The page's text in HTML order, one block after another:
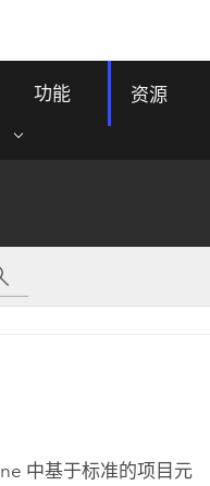
限
发
互式地图，
探索 ArcGIS
术
动提供了
数字
功能 资源
中基于标准的项目元